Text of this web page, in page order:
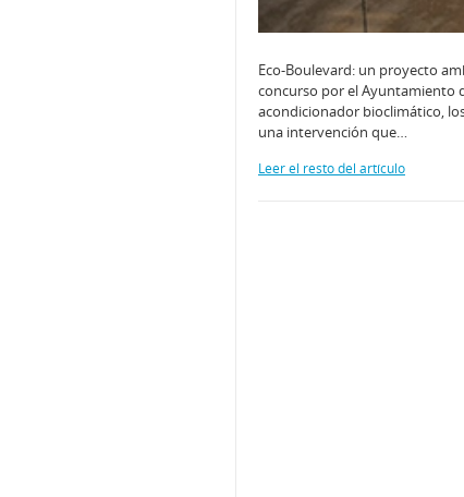
Eco-Boulevard: un proyecto
concurso por el Ayuntamiento
acondicionador bioclimático,
una intervención que…
Leer el resto del artículo